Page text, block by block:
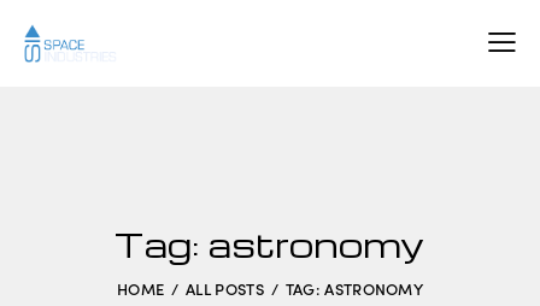
Tag: astronomy
HOME ALL POSTS TAG: ASTRONOMY